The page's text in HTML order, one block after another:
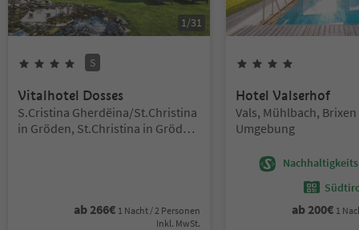
1 /31
Sterne
S
Vitalhotel Dosses
Standort:
S.Cristina Gherdëina/St.Christina
in Gröden, St.Christina in Gröden,
ab 266€ 1 Nacht / 2 Personen
Inkl. MwSt.
Hotel Valserhof
Standort:
Vals, Mühlbach,
Umgebung
ab 200€ 1